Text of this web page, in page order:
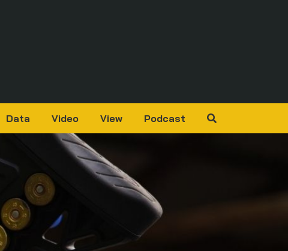
Data Video View Podcast